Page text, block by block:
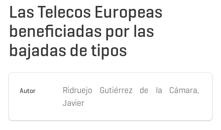
Las Telecos Europeas
beneficiadas por las
bajadas de tipos
Autor
Ridruejo Gutiérrez de la Cámara,
Javier